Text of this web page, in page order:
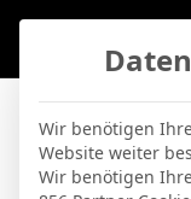
Estadi
Wir benötigen
Website weiter
Wir benötigen